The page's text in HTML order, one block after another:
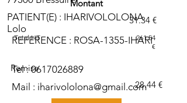
PATIENT(E) : IHARIVOLOLONA
Lolo
REFERENCE : ROSA-1355-IHARI
Tel :0617026889
Mail : iharivololona@gmail.com
Montant
31.34 €
Total HT
261.54
€
Remise
- 28.44 €